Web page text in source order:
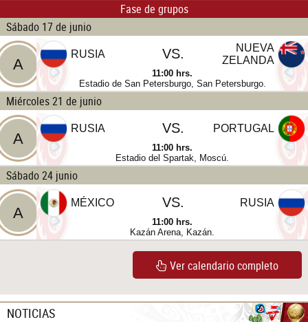
Fase de grupos
Sábado 17 de junio
A
RUSIA VS.
NUEVA
ZELANDA
11:00 hrs.
Estadio de San Petersburgo, San Petersburgo.
Miércoles 21 de junio
A
RUSIA VS. PORTUGAL
11:00 hrs.
Estadio del Spartak, Moscú.
Sábado 24 junio
A
MÉXICO VS. RUSIA
11:00 hrs.
Kazán Arena, Kazán.
Ver calendario completo
NOTICIAS